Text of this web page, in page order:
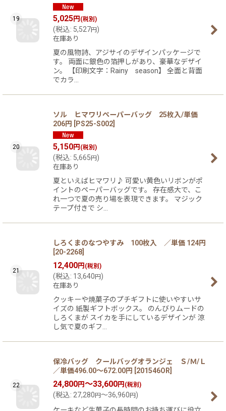
19 5,025円 (税別)
(税込: 5,527円)
在庫あり
夏の風物詩、アジサイのデザインパッケージで
す。 両面に銀色の箔押しがあり、豪華なデザイ
ン。 【印刷文字：Rainy season】 全面と背面
でカラ…
20
ソル ヒマワリペーパーバッグ 25枚入/単価
206円
PS25-S002
5,150円(税別)
(税込: 5,665円)
在庫あり
夏といえばヒマワリ♪ 可愛い黄色いリボンがポ
イントのペーパーバッグです。 存在感大で、こ
れ一つで夏の売り場を表現できます。 マジック
テープ付きで シ…
21
しろくまのなつやすみ 100枚入 ／単価 124円
[20-2268]
12,400円(税別)
(税込: 13,640円)
在庫あり
クッキーや焼菓子のプチギフトに使いやすいサ
イズの 紙製ギフトボックス。 のんびりムードの
しろくまが スイカを手にしているデザインが 涼
し気で夏のギフ…
22
保冷バッグ クールバッグオランジェ Ｓ/Ｍ/Ｌ
／単価496.00〜672.00円 [201546OR]
24,800円～33,600円(税別)
(税込: 27,280円～36,960円)